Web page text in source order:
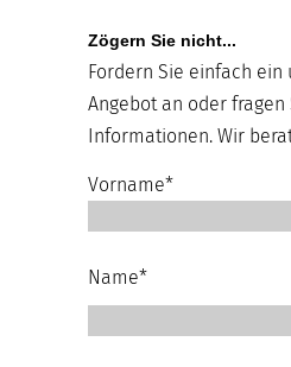
Zögern Sie nicht...
Fordern Sie einfach
Angebot an oder
Informationen. Wir
Vorname*
Name*